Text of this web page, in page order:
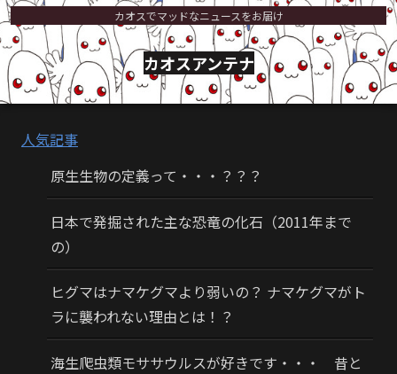
カオスでマッドなニュースをお届け
カオスアンテナ
人気記事
原生生物の定義って・・・？？？
日本で発掘された主な恐竜の化石（2011年まで
の）
ヒグマはナマケグマより弱いの？ ナマケグマがト
ラに襲われない理由とは！？
海生爬虫類モササウルスが好きです・・・ 昔と